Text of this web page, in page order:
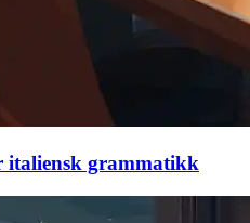
italiensk grammatikk